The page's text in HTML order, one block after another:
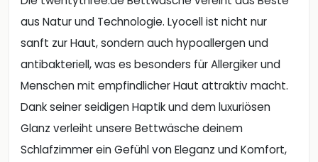
aus Natur und Technologie. Lyocell ist nicht nur
sanft zur Haut, sondern auch hypoallergen und
antibakteriell, was es besonders für Allergiker und
Menschen mit empfindlicher Haut attraktiv macht.
Dank seiner seidigen Haptik und dem luxuriösen
Glanz verleiht unsere Bettwäsche deinem
Schlafzimmer ein Gefühl von Eleganz und Komfort,